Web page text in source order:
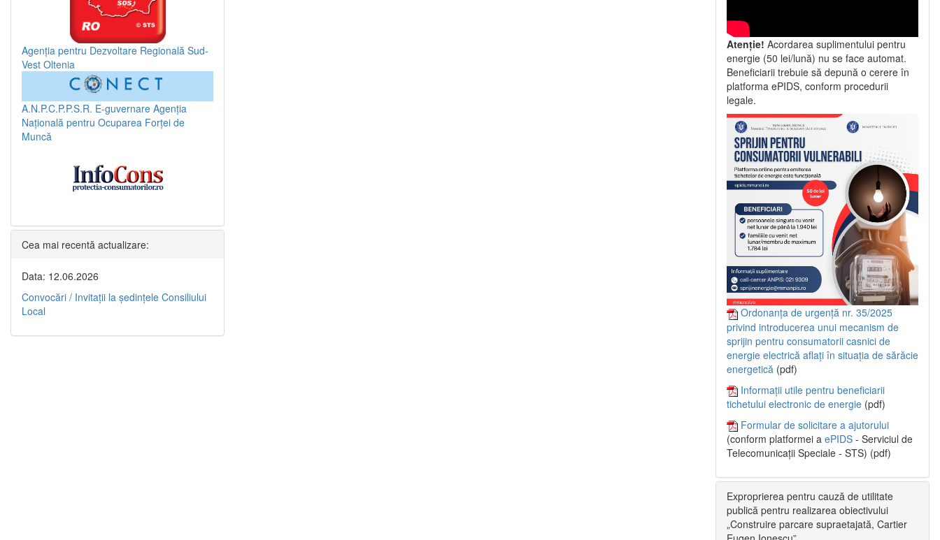
Agenția pentru Dezvoltare Regională Sud-
Vest Oltenia
A.N.P.C.P.P.S.R. E-guvernare Agenția
Națională pentru Ocuparea Forței de
Muncă
Cea mai recentă actualizare:
Data: 12.06.2026
Convocări / Invitaţii la şedinţele Consiliului
Local
Atenție! Acordarea suplimentului pentru
energie (50 lei/lună) nu se face automat.
Beneficiarii trebuie să depună o cerere în
platforma ePIDS, conform procedurii
legale.
Ordonanța de urgență nr. 35/2025
privind introducerea unui mecanism de
sprijin pentru consumatorii casnici de
energie electrică aflați în situația de sărăcie
energetică (pdf)
Informații utile pentru beneficiarii
tichetului electronic de energie (pdf)
Formular de solicitare a ajutorului
(conform platformei a ePIDS - Serviciul de
Telecomunicații Speciale - STS) (pdf)
Exproprierea pentru cauză de utilitate
publică pentru realizarea obiectivului
„Construire parcare supraetajată, Cartier